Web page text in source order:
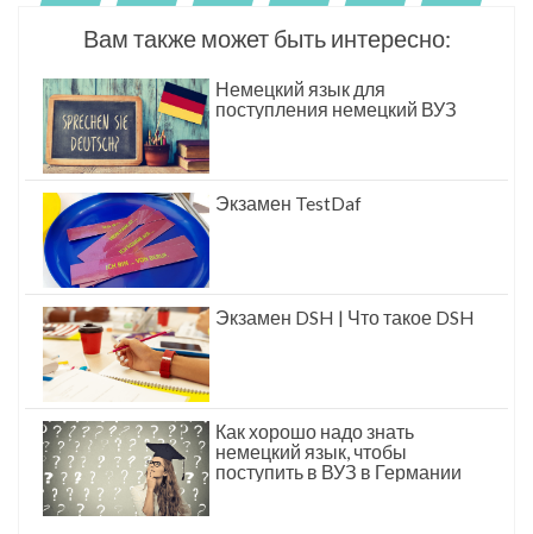
Вам также может быть интересно:
Немецкий язык для
поступления немецкий ВУЗ
Экзамен TestDaf
Экзамен DSH | Что такое DSH
Как хорошо надо знать
немецкий язык, чтобы
поступить в ВУЗ в Германии